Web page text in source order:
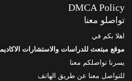
DMCA Policy
تواصلو معنا
اهلا بكم في
موقع مبتعث للدراسات والاستشارات
يسرنا تواصلكم معنا
للتواصل معنا عن طريق الهاتف